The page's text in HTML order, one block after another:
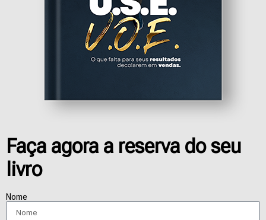
Faça agora a reserva do seu
livro
Nome